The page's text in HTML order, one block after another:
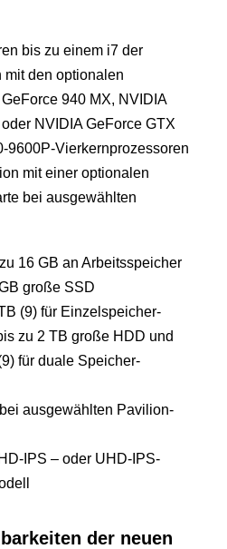
bis zu einem i7 der
mit den optionalen
940 MX, NVIDIA
NVIDIA GeForce GTX
9600P-Vierkernprozessoren
mit einer optionalen
bei ausgewählten
16 GB an Arbeitsspeicher
große SSD
(9) für Einzelspeicher-
zu 2 TB große HDD und
für duale Speicher-
ausgewählten Pavilion-
IPS – oder UHD-IPS-
der neuen